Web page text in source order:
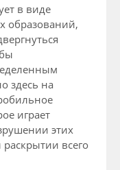
в виде
образований,
здесь на
играет
этих
всего